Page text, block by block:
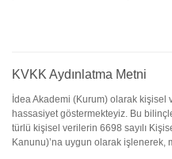
KVKK Aydınlatma Metni
İdea Akademi (Kurum) olarak
hassasiyet göstermekteyiz. Bu
türlü kişisel verilerin 6698 sayılı
Kanunu)’na uygun olarak işlenerek,